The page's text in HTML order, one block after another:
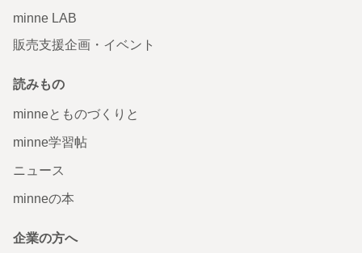
minne LAB
販売支援企画・イベント
読みもの
minneとものづくりと
minne学習帖
ニュース
minneの本
企業の方へ